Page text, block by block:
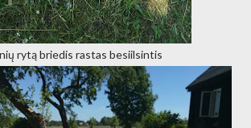
rytą briedis rastas besiilsintis